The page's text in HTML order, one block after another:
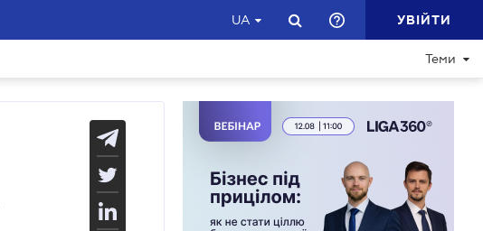
UA УВІЙТИ
Теми